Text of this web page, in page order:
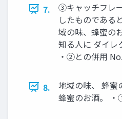
7.
③キャッチフレ
したものである
域の味、蜂蜜の
知る人に ダイレ
・②との併用
8.
地域の味、 蜂蜜
蜂蜜のお酒。